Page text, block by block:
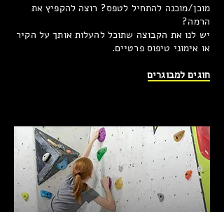
מוכן/מוכנה להתחיל לטפס? רוצה להקפיץ את
הרמה?
יש לנו את הקבוצה שתוכל להעלות אותך על הקיר
או אימוני טיפוס פרטיים.
חוגים למבוגרים